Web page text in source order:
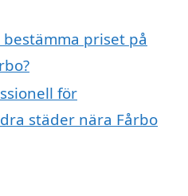
priset på
för
städer nära Fårbo